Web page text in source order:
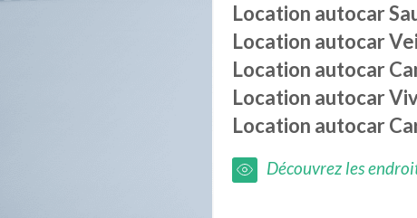
Location autocar
Location autocar
Location autocar
Location autocar
Location autocar
Découvrez les